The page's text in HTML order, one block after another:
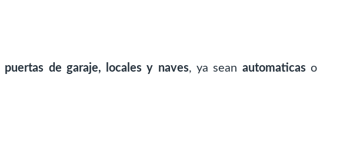
puertas de garaje, locales y naves, ya sean automaticaso